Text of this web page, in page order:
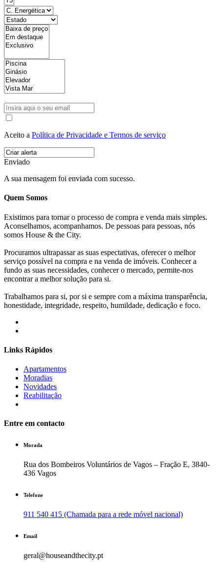
Aceito a Política de Privacidade e Termos de serviço
Enviado
A sua mensagem foi enviada com sucesso.
Quem Somos
Existimos para tornar o processo de compra e venda mais simples.
Aconselhamos, acompanhamos. De pessoas para pessoas, nós
somos House & the City.
Procuramos ultrapassar as suas espectativas, oferecer o melhor
serviço possível na compra e na venda de imóveis. Conhecer a
fundo as suas necessidades, conhecer o mercado, permite-nos
encontrar a melhor solução para si.
Trabalhamos para si, por si e sempre com a máxima transparência,
honestidade, integridade, respeito, humildade, dedicação e foco.
Links Rápidos
Apartamentos
Moradias
Novidades
Reabilitação
Entre em contacto
Morada
Rua dos Bombeiros Voluntários de Vagos – Fração E, 3840-
436 Vagos
Telefone
911 540 415 (Chamada para a rede móvel nacional)
Email
geral@houseandthecity.pt